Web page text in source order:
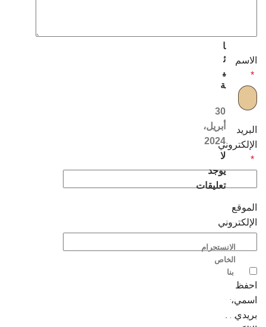
الاسم
*
البريد
الإلكتروني
*
الموقع
الإلكتروني
احفظ
اسمي،
بريدي
ا
ئ
ي
ة
30
أبريل،
2024
لا
يوجد
تعليقات
الانستجرام
الخاص
بنا